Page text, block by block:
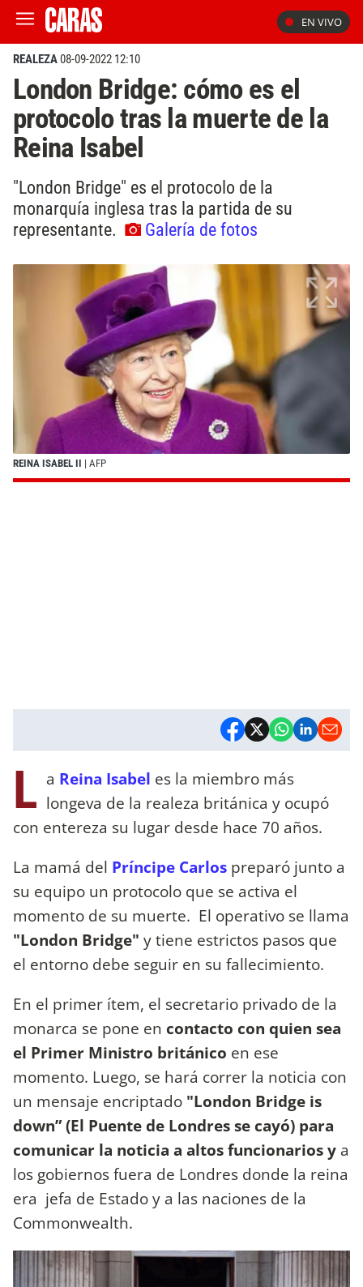
EN VIVO
REALEZA08-09-2022 12:10
London Bridge: cómo es el
protocolo tras la muerte de la
Reina Isabel
"London Bridge" es el protocolo de la
monarquía inglesa tras la partida de su
representante.
Galería de fotos
REINA ISABEL II | AFP
L a Reina Isabel es la miembro más
longeva de la realeza británica y ocupó
con entereza su lugar desde hace 70 años.
La mamá del Príncipe Carlos preparó junto a
su equipo un protocolo que se activa el
momento de su muerte. El operativo se llama
"London Bridge" y tiene estrictos pasos que
el entorno debe seguir en su fallecimiento.
En el primer ítem, el secretario privado de la
monarca se pone en contacto con quien sea
el Primer Ministro británico en ese
momento. Luego, se hará correr la noticia con
un mensaje encriptado "London Bridge is
down” (El Puente de Londres se cayó) para
comunicar la noticia a altos funcionarios y a
los gobiernos fuera de Londres donde la reina
era jefa de Estado y a las naciones de la
Commonwealth.